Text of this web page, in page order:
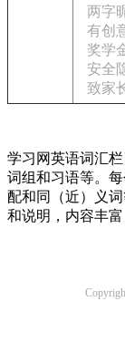
两字
有创
奖学
安全
致家
学习网英语词汇栏
词组和习语等。
配和同（近）义
和说明，内容丰富